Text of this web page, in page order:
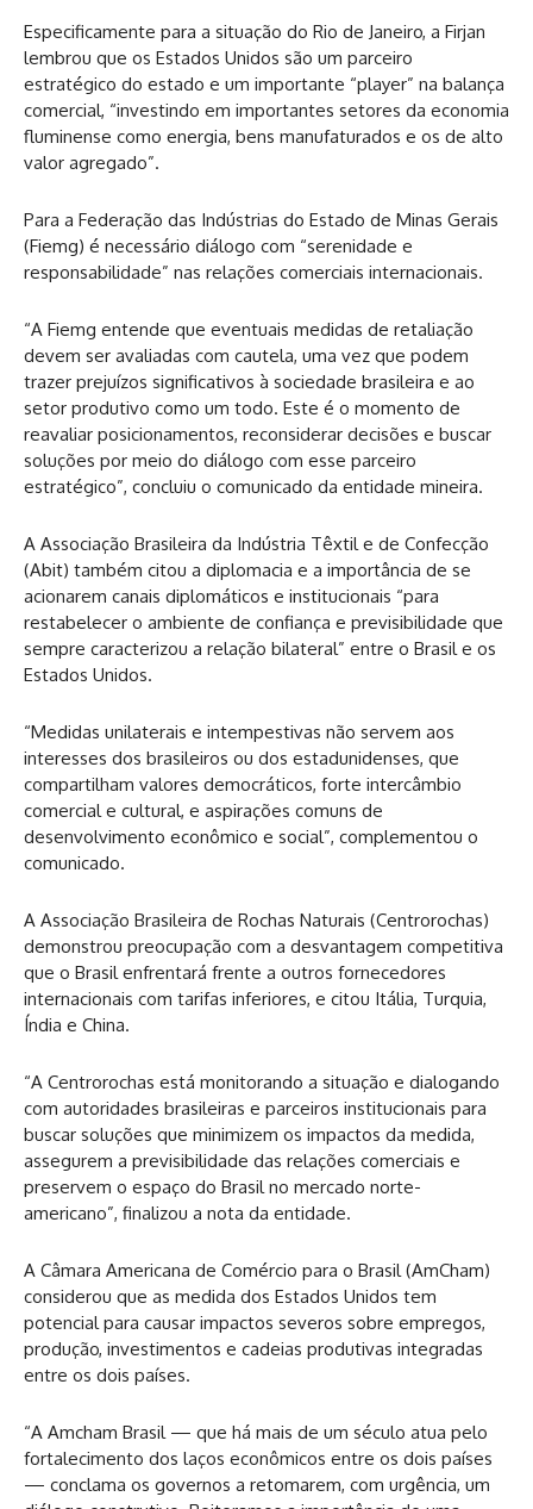
Especificamente para a situação do Rio de Janeiro, a Firjan
lembrou que os Estados Unidos são um parceiro
estratégico do estado e um importante “player” na balança
comercial, “investindo em importantes setores da economia
fluminense como energia, bens manufaturados e os de alto
valor agregado”.
Para a Federação das Indústrias do Estado de Minas Gerais
(Fiemg) é necessário diálogo com “serenidade e
responsabilidade” nas relações comerciais internacionais.
“A Fiemg entende que eventuais medidas de retaliação
devem ser avaliadas com cautela, uma vez que podem
trazer prejuízos significativos à sociedade brasileira e ao
setor produtivo como um todo. Este é o momento de
reavaliar posicionamentos, reconsiderar decisões e buscar
soluções por meio do diálogo com esse parceiro
estratégico”, concluiu o comunicado da entidade mineira.
A Associação Brasileira da Indústria Têxtil e de Confecção
(Abit) também citou a diplomacia e a importância de se
acionarem canais diplomáticos e institucionais “para
restabelecer o ambiente de confiança e previsibilidade que
sempre caracterizou a relação bilateral” entre o Brasil e os
Estados Unidos.
“Medidas unilaterais e intempestivas não servem aos
interesses dos brasileiros ou dos estadunidenses, que
compartilham valores democráticos, forte intercâmbio
comercial e cultural, e aspirações comuns de
desenvolvimento econômico e social”, complementou o
comunicado.
A Associação Brasileira de Rochas Naturais (Centrorochas)
demonstrou preocupação com a desvantagem competitiva
que o Brasil enfrentará frente a outros fornecedores
internacionais com tarifas inferiores, e citou Itália, Turquia,
Índia e China.
“A Centrorochas está monitorando a situação e dialogando
com autoridades brasileiras e parceiros institucionais para
buscar soluções que minimizem os impactos da medida,
assegurem a previsibilidade das relações comerciais e
preservem o espaço do Brasil no mercado norte-
americano”, finalizou a nota da entidade.
A Câmara Americana de Comércio para o Brasil (AmCham)
considerou que as medida dos Estados Unidos tem
potencial para causar impactos severos sobre empregos,
produção, investimentos e cadeias produtivas integradas
entre os dois países.
“A Amcham Brasil — que há mais de um século atua pelo
fortalecimento dos laços econômicos entre os dois países
— conclama os governos a retomarem, com urgência, um